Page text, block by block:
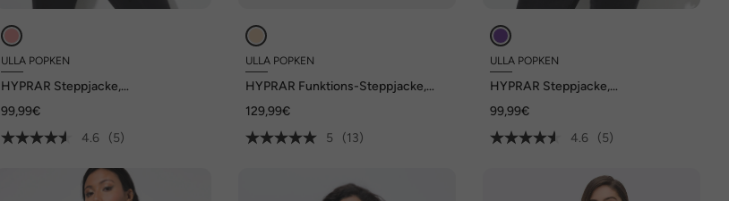
ULLA POPKEN
HYPRAR Steppjacke,
99,99€
4.6
(5)
ULLA POPKEN
HYPRAR Funktions-Steppjacke,
129,99€
5
(13)
ULLA POPKEN
HYPRAR Steppjacke,
99,99€
4.6
(5)